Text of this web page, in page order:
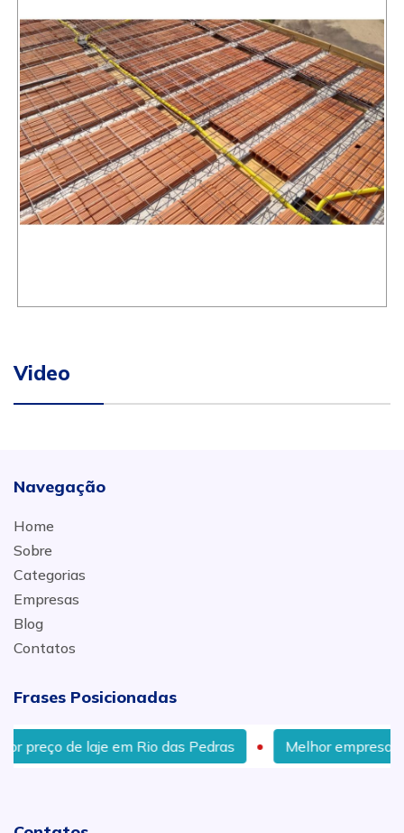
Video
Navegação
Home
Sobre
Categorias
Empresas
Blog
Contatos
Frases Posicionadas
laje em Rio das Pedras Melhor empresa de laje em